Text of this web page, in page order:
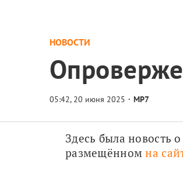
НОВОСТИ
МР7
Здесь была новость
размещённом на